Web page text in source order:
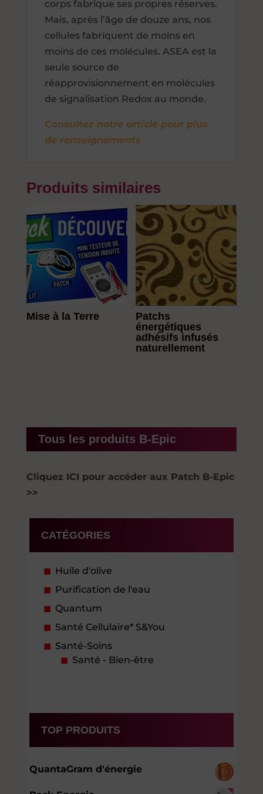
corps fabrique ses propres réserves.
Mais, après l’âge de douze ans, nos
cellules fabriquent de moins en
moins de ces molécules. ASEA est la
seule source de
réapprovisionnement en molécules
de signalisation Redox au monde.
Consultez notre article pour plus
de renseignements
Produits similaires
Mise à la Terre
Patchs
énergétiques
adhésifs infusés
naturellement
Tous les produits B-Epic
Cliquez ICI pour accéder aux Patch B-Epic
>>
CATÉGORIES
Huile d'olive
Purification de l'eau
Quantum
Santé Cellulaire* S&You
Santé-Soins
Santé - Bien-être
TOP PRODUITS
QuantaGram d'énergie